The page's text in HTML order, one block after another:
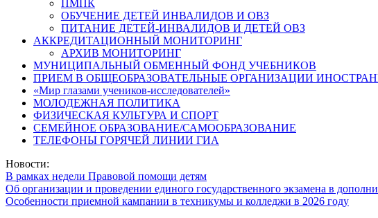
ПМПК
ОБУЧЕНИЕ ДЕТЕЙ ИНВАЛИДОВ И ОВЗ
ПИТАНИЕ ДЕТЕЙ-ИНВАЛИДОВ И ДЕТЕЙ ОВЗ
АККРЕДИТАЦИОННЫЙ МОНИТОРИНГ
АРХИВ МОНИТОРИНГ
МУНИЦИПАЛЬНЫЙ ОБМЕННЫЙ ФОНД УЧЕБНИКОВ
ПРИЕМ В ОБЩЕОБРАЗОВАТЕЛЬНЫЕ ОРГАНИЗАЦИИ
«Мир глазами учеников-исследователей»
МОЛОДЕЖНАЯ ПОЛИТИКА
ФИЗИЧЕСКАЯ КУЛЬТУРА И СПОРТ
СЕМЕЙНОЕ ОБРАЗОВАНИЕ/САМООБРАЗОВАНИЕ
ТЕЛЕФОНЫ ГОРЯЧЕЙ ЛИНИИ ГИА
Новости:
В рамках недели Правовой помощи детям
Об организации и проведении единого государственного экзамена в
Особенности приемной кампании в техникумы и колледжи в 2026 году